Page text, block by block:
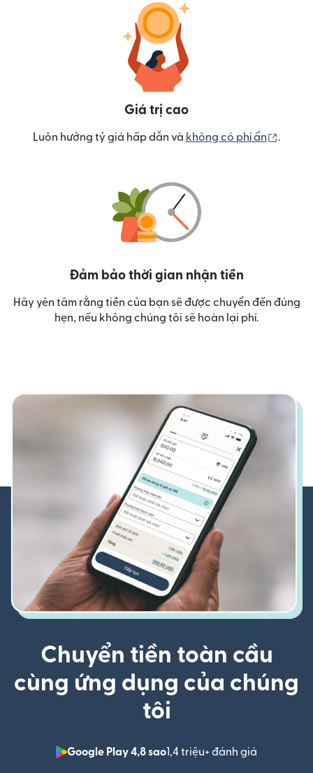
Giá trị cao
Luôn hưởng tỷ giá hấp dẫn và không có phí ẩn .
Đảm bảo thời gian nhận tiền
Hãy yên tâm rằng tiền của bạn sẽ được chuyển đến đúng
hẹn, nếu không chúng tôi sẽ hoàn lại phí.
Chuyển tiền toàn cầu
cùng ứng dụng của chúng
tôi
Google Play 4,8 sao1,4 triệu+ đánh giá